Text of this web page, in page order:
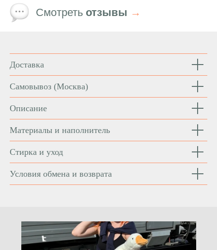
Смотреть отзывы →
Доставка
Самовывоз (Москва)
Описание
Материалы и наполнитель
Стирка и уход
Условия обмена и возврата